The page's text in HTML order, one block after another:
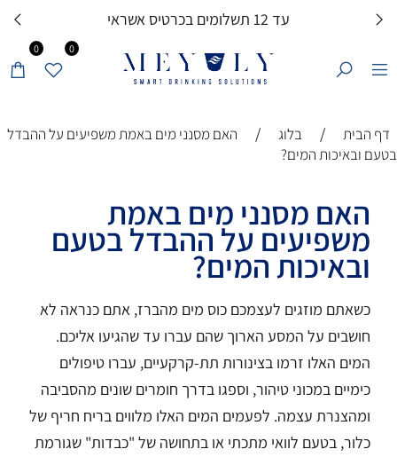
עד 12 תשלומים בכרטיס אשראי
0 0
דף הבית / בלוג /
האם מסנני מים באמת משפיעים על ההבדל
בטעם ובאיכות המים?
האם מסנני מים באמת
משפיעים על ההבדל בטעם
ובאיכות המים?
כשאתם מוזגים לעצמכם כוס מים מהברז, אתם כנראה לא
חושבים על המסע הארוך שהם עברו עד שהגיעו אליכם.
המים האלו זרמו בצינורות תת-קרקעיים, עברו טיפולים
כימיים במכוני טיהור, וספגו בדרך חומרים שונים מהסביבה
ומהצנרת עצמה. לפעמים המים האלו מלווים בריח חריף של
כלור, בטעם לוואי מתכתי או בתחושה של "כבדות" שגורמת